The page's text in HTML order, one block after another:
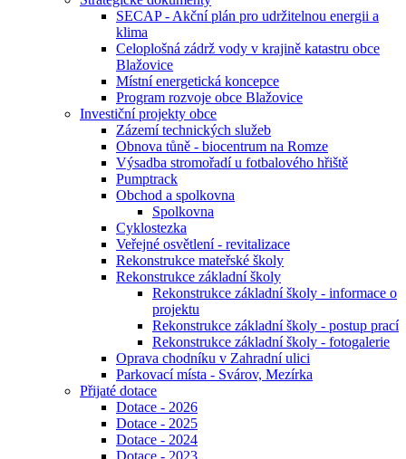
SECAP - Akční plán pro udržitelnou energii a
klima
Celoplošná zádrž vody v krajině katastru obce
Blažovice
Místní energetická koncepce
Program rozvoje obce Blažovice
Investiční projekty obce
Zázemí technických služeb
Obnova tůně - biocentrum na Romze
Výsadba stromořadí u fotbalového hřiště
Pumptrack
Obchod a spolkovna
Spolkovna
Cyklostezka
Veřejné osvětlení - revitalizace
Rekonstrukce mateřské školy
Rekonstrukce základní školy
Rekonstrukce základní školy - informace o
projektu
Rekonstrukce základní školy - postup prací
Rekonstrukce základní školy - fotogalerie
Oprava chodníku v Zahradní ulici
Parkovací místa - Svárov, Mezírka
Přijaté dotace
Dotace - 2026
Dotace - 2025
Dotace - 2024
Dotace - 2023